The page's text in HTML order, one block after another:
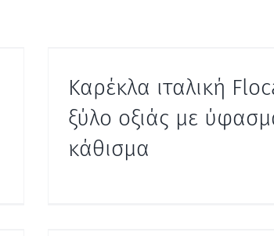
Καρέκλα ιταλική
ξύλο οξιάς με
κάθισμα